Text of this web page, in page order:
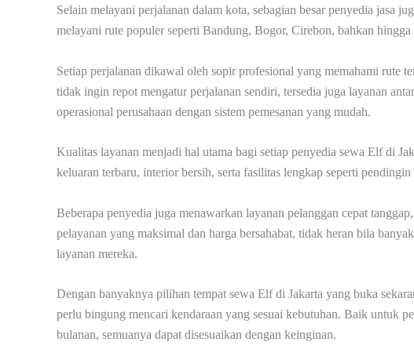
Selain melayani perjalanan dalam kota, sebagian besar penyedia jasa
melayani rute populer seperti Bandung, Bogor, Cirebon, bahkan hingga
Setiap perjalanan dikawal oleh sopir profesional yang memahami rute
tidak ingin repot mengatur perjalanan sendiri, tersedia juga layanan
operasional perusahaan dengan sistem pemesanan yang mudah.
Kualitas layanan menjadi hal utama bagi setiap penyedia sewa Elf di
keluaran terbaru, interior bersih, serta fasilitas lengkap seperti
Beberapa penyedia juga menawarkan layanan pelanggan cepat
pelayanan yang maksimal dan harga bersahabat, tidak heran bila
layanan mereka.
Dengan banyaknya pilihan tempat sewa Elf di Jakarta yang buka
perlu bingung mencari kendaraan yang sesuai kebutuhan. Baik untuk
bulanan, semuanya dapat disesuaikan dengan keinginan.